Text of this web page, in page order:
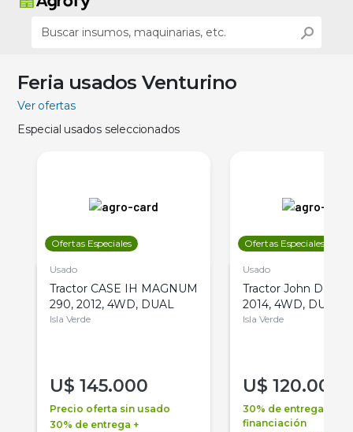
Feria usados Venturino
Ver ofertas
Especial usados seleccionados
Ofertas Especiales
Usado
Tractor CASE IH MAGNUM
290, 2012, 4WD, DUAL
Isla Verde
U$ 145.000
Precio oferta sin usado
30% de entrega +
Ofertas Especiales
Usado
Tractor John Deere
2014, 4WD, DUAL
Isla Verde
U$ 120.000
30% de entrega +
financiación